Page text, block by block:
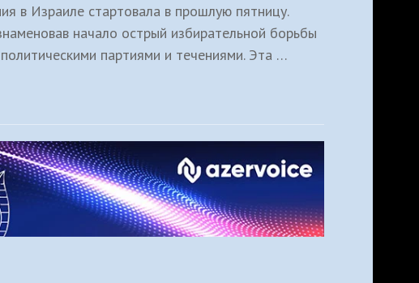
в Израиле стартовала в прошлую пятницу.
начало острый избирательной борьбы
партиями и течениями. Эта …